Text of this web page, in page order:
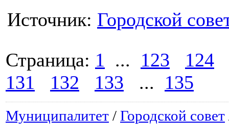
Источник: Городской
Страница: 1 ... 123
124
131
132 133 ... 135
Муниципалитет / Городской совет